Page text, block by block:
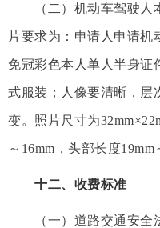
（二）机动车驾驶人本
片要求为：申请人申请机
免冠彩色本人单人半身证
式服装；人像要清晰，层
变。照片尺寸为
～16mm，头部长度19mm
十二、收费标准
（一）道路交通安全